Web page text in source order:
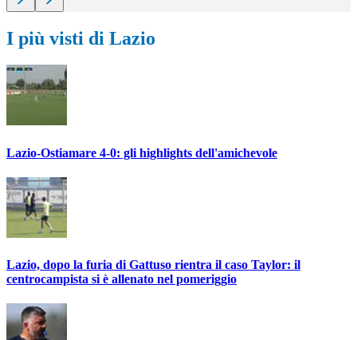
I più visti di Lazio
Lazio-Ostiamare 4-0: gli highlights dell'amichevole
Lazio, dopo la furia di Gattuso rientra il caso Taylor: il
centrocampista si è allenato nel pomeriggio